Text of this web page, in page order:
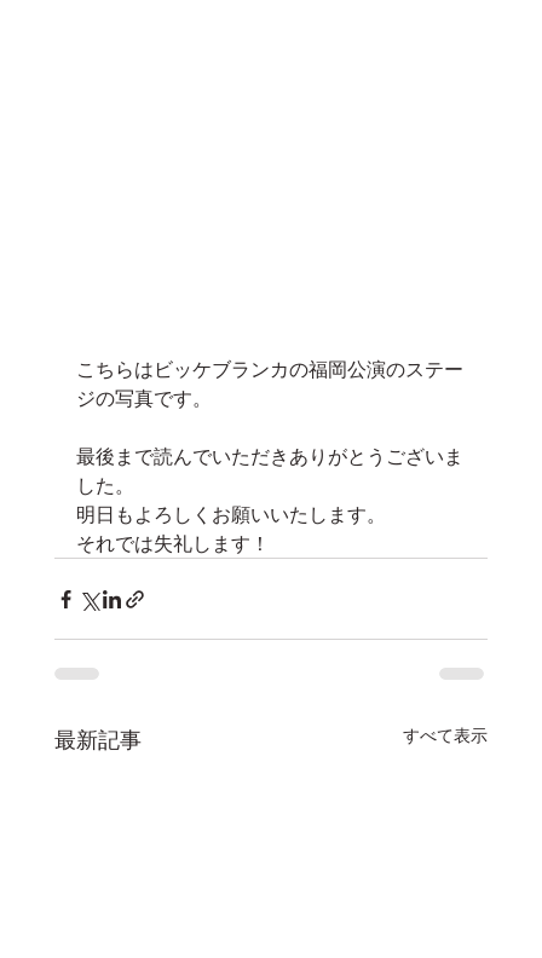
こちらはビッケブランカの福岡公演のステー
ジの写真です。
最後まで読んでいただきありがとうございま
した。
明日もよろしくお願いいたします。
それでは失礼します！
最新記事 すべて表示